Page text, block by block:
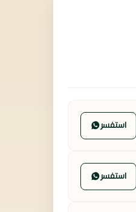
استفسر
استفسر